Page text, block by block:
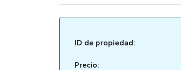
ID de propiedad:
Precio: